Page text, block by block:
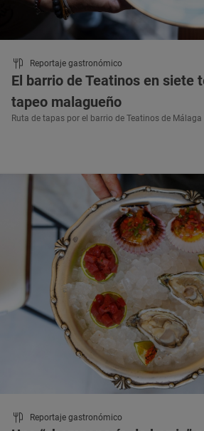
Reportaje gastronómico
El barrio de Teatinos en siete
tapeo malagueño
Ruta de tapas por el barrio de Teatinos de Málaga
Reportaje gastronómico